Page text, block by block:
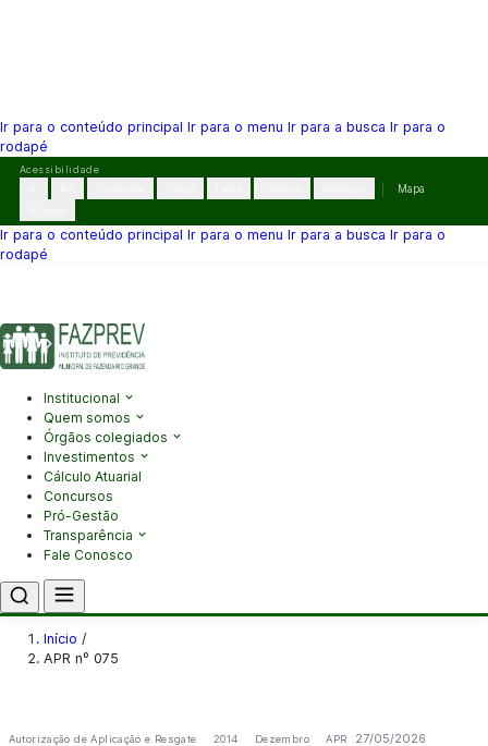
Ir para o conteúdo principal Ir para o menu Ir para a busca Ir para o
rodapé
Pular
conteúdo
Acessibilidade
Mapa
Ir para o conteúdo principal Ir para o menu Ir para a busca Ir para o
rodapé
Institucional
Quem somos
Órgãos colegiados
Investimentos
Cálculo Atuarial
Concursos
Pró-Gestão
Transparência
Fale Conosco
Início /
APR nº 075
Autorização de Aplicação e Resgate 2014 Dezembro APR 27/05/2026